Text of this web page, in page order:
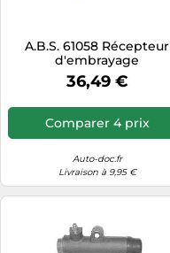
A.B.S. 61058 Récepteur
d'embrayage
36,49 €
Comparer 4 prix
Auto-doc.fr
Livraison à 9,95 €